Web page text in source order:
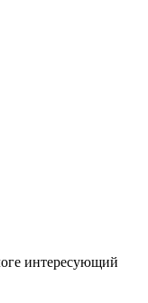
интересующий